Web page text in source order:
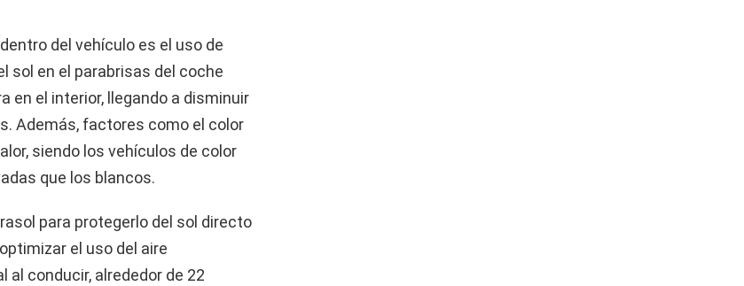
del vehículo es el uso de
sol en el parabrisas del coche
en el interior, llegando a disminuir
Además, factores como el color
siendo los vehículos de color
que los blancos.
para protegerlo del sol directo
el uso del aire
conducir, alrededor de 22